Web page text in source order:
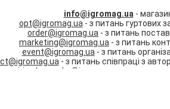
info@igromag.ua -
opt@igromag.ua - з питань гуртових
order@igromag.ua - з питань
marketing@igromag.ua - з питань
event@igromag.ua - з питань
- з питань співпраці з
irina.karpenko@igromag.ua
- з питань